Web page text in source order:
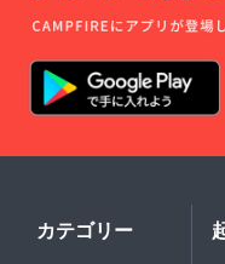
カテゴリー